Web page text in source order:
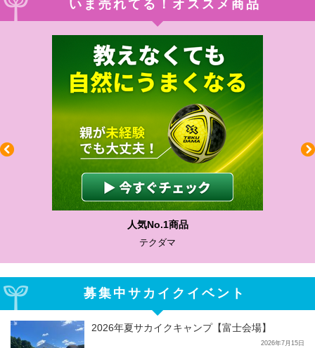
いま売れてる！オススメ商品
わかりやすい質問に沿って書ける
サカイクサッカーノート
募集中サカイクイベント
2026年夏サカイクキャンプ【富士会場】
2026年7月15日